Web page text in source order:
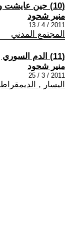
(10) حين عايشت ولادة سوريا الجديدة على الأرض
منير شحود
2011 / 4 / 13
المجتمع المدني
(11) الدم السوري يسيل ..وسوريا تستغيث!
منير شحود
2011 / 3 / 25
اليسار ,